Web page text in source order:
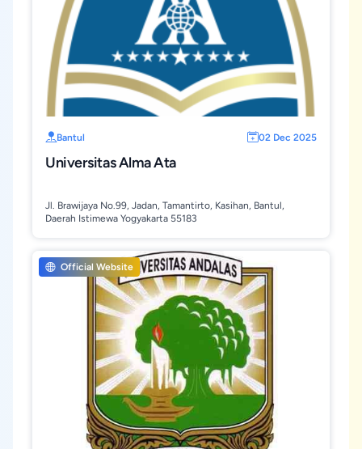
Bantul 02 Dec 2025
Universitas Alma Ata
Jl. Brawijaya No.99, Jadan, Tamantirto, Kasihan, Bantul,
Daerah Istimewa Yogyakarta 55183
Official Website